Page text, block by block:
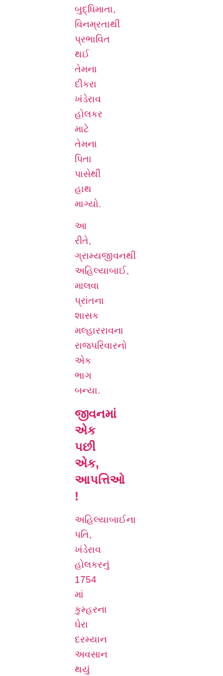
બુદ્ધિમાતા,
વિનમ્રતાથી
પ્રભાવિત
થઈ
તેમના
દીકરા
ખંડેરાવ
હોલકર
માટે
તેમના
પિતા
પાસેથી
હાથ
માગ્યો.
આ
રીતે,
ગ્રામ્યજીવનથી
અહિલ્યાબાઈ,
માલવા
પ્રાંતના
શાસક
મલ્હારરાવના
રાજપરિવારનો
એક
ભાગ
બન્યા.
જીવનમાં
એક
પછી
એક,
આપત્તિઓ
!
અહિલ્યાબાઈના
પતિ,
ખંડેરાવ
હોલકરનું
1754
માં
કુમ્હરના
ઘેરા
દરમ્યાન
અવસાન
થયું